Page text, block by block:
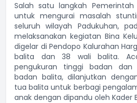
Salah satu langkah Pemerintah
untuk mengurai masalah
seluruh wilayah Padukuhan,
melaksanakan kegiatan Bina
digelar di Pendopo Kalurahan
balita dan 38 wali balita.
pengukuran tinggi badan dan
badan balita, dilanjutkan
tua balita untuk berbagi
anak dengan dipandu oleh Kader